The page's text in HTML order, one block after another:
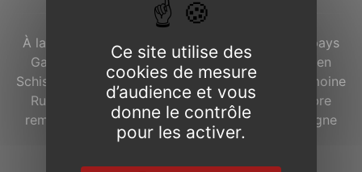
À la lisière de la Forêt de Brocéliande
, dans le pays
Gallo, le bourg deConcoretavec ses maisons en
Schiste Rouge est labellisé « Commune du Patrimoine
Rural de Bretagne ». À l’ouest du village, un arbre
remarquable, le « Chêne à Guillotin », accompagne
depuis plusieurs siècles les Concoretois et
Ce site utilise des
cookies de mesure
d’audience et vous
donne le contrôle
pour les activer.